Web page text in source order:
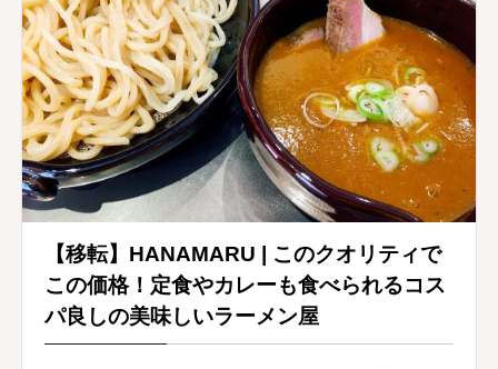
【移転】HANAMARU | このクオリティで
この価格！定食やカレーも食べられるコス
パ良しの美味しいラーメン屋